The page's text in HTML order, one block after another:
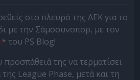
στο πλευρό της ΑΕΚ για το
με την Σάμσουνσπορ, με τον
* του PS Blog!
προσπάθειά της να τερματίσει
League Phase, μετά και τη